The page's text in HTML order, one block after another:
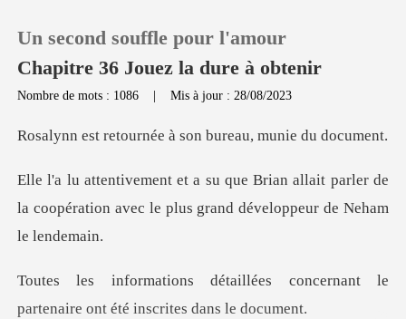
0
Recharger
Historique
Un second souffle pour l'amour
Chapitre 36 Jouez la dure à obtenir
Nombre de mots : 1086 |Mis à jour : 28/08/2023
rnée à son bureau,
allait parler de
la coopération avec le pl
es concernant le
partenaire ont